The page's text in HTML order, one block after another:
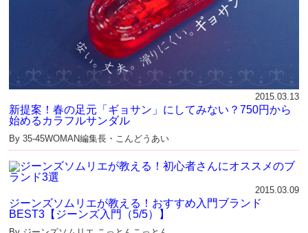
2015.03.13
新提案！春の足元「ギョサン」にしてみない？750円から
始めるカラフルサンダル
By 35-45WOMAN編集長・こんどうあい
2015.03.09
ジーンズソムリエが教える！おすすめ入門ブランド
BEST3【ジーンズ入門（5/5）】